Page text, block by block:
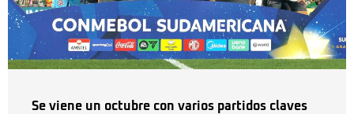
Se viene un octubre con varios partidos claves